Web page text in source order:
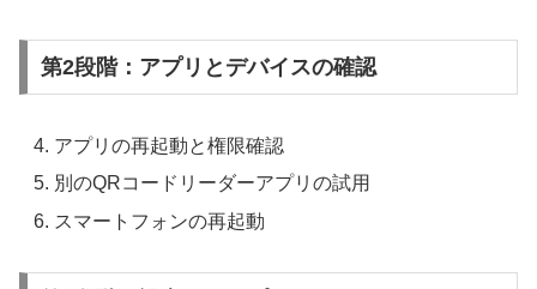
第2段階：アプリとデバイスの確認
アプリの再起動と権限確認
別のQRコードリーダーアプリの試用
スマートフォンの再起動